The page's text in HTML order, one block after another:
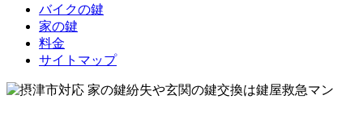
バイクの鍵
家の鍵
料金
サイトマップ